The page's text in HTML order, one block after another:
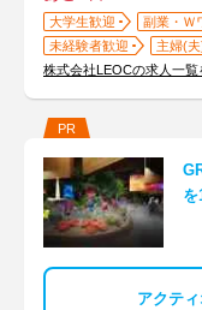
大学生歓迎 副業・Ｗ
未経験者歓迎
主婦(
株式会社LEOCの求人一覧
PR
を
アクテ